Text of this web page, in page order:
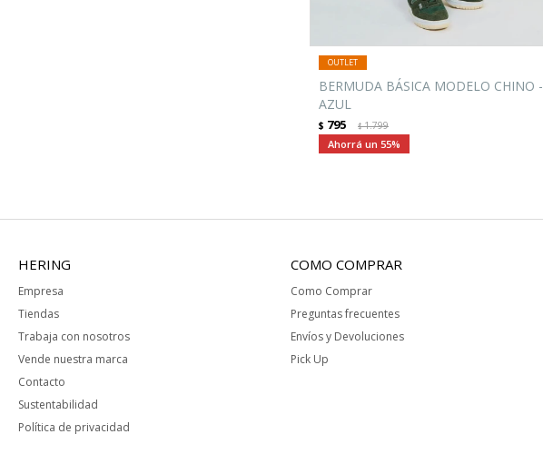
BERMUDA BÁSICA MODELO CHINO -
AZUL
$ 795 $1.799
55
HERING
Empresa
Tiendas
Trabaja con nosotros
Vende nuestra marca
Contacto
Sustentabilidad
Política de privacidad
COMO COMPRAR
Como Comprar
Preguntas frecuentes
Envíos y Devoluciones
Pick Up